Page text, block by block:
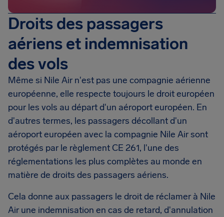
Droits des passagers
aériens et indemnisation
des vols
Même si Nile Air n'est pas une compagnie aérienne
européenne, elle respecte toujours le droit européen
pour les vols au départ d'un aéroport européen. En
d'autres termes, les passagers décollant d'un
aéroport européen avec la compagnie Nile Air sont
protégés par le règlement CE 261, l'une des
réglementations les plus complètes au monde en
matière de droits des passagers aériens.
Cela donne aux passagers le droit de réclamer à Nile
Air une indemnisation en cas de retard, d'annulation